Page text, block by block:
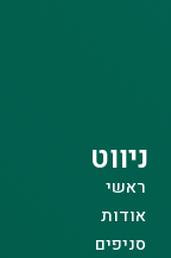
ניווט
ראשי
אודות
סניפים